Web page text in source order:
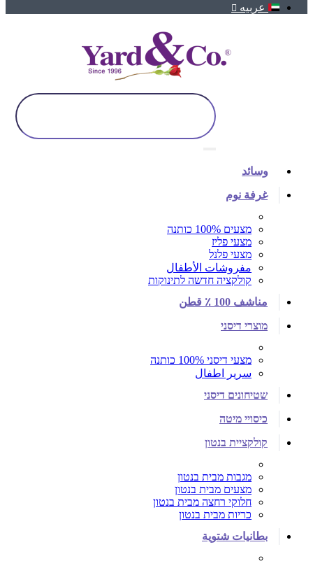
عربيه
وسائد
غرفة نوم
מצעים 100% כותנה
מצעי פליז
מצעי פלנל
مفروشات الأطفال
קולקציה חדשה לתינוקות
مناشف 100 ٪ قطن
מוצרי דיסני
מצעי דיסני 100% כותנה
سرير اطفال
שטיחונים דיסני
כיסויי מיטה
קולקציית בנטון
מגבות מבית בנטון
מצעים מבית בנטון
חלוקי רחצה מבית בנטון
כריות מבית בנטון
بطانيات شتوية